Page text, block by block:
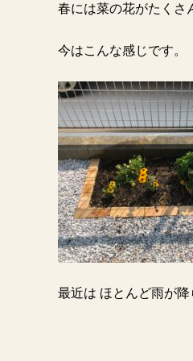
春には菜の花がたくさ
今はこんな感じです。
最近は ほとんど雨が降